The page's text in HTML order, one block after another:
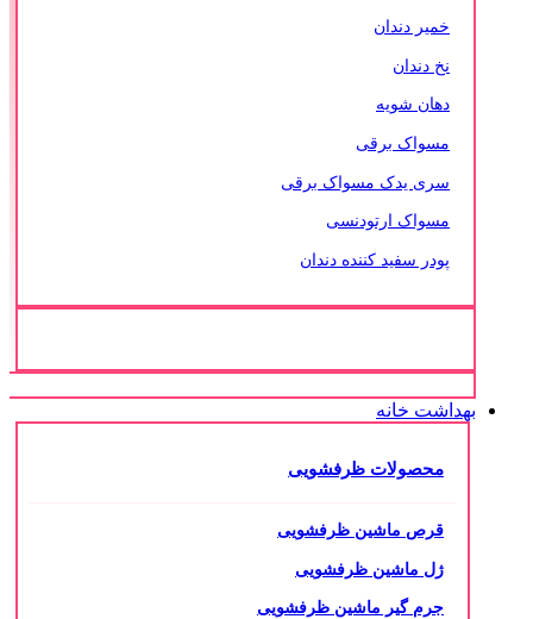
خمیر دندان
نخ دندان
دهان شویه
مسواک برقی
سری یدک مسواک برقی
مسواک ارتودنسی
پودر سفید کننده دندان
بهداشت خانه
محصولات ظرفشویی
قرص ماشین ظرفشویی
ژل ماشین ظرفشویی
جرم گیر ماشین ظرفشویی